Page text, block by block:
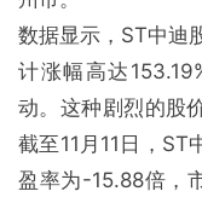
数据显示，ST中迪
计涨幅高达
动。这种剧烈的股
截至11月11日，
盈率为-15.88倍，